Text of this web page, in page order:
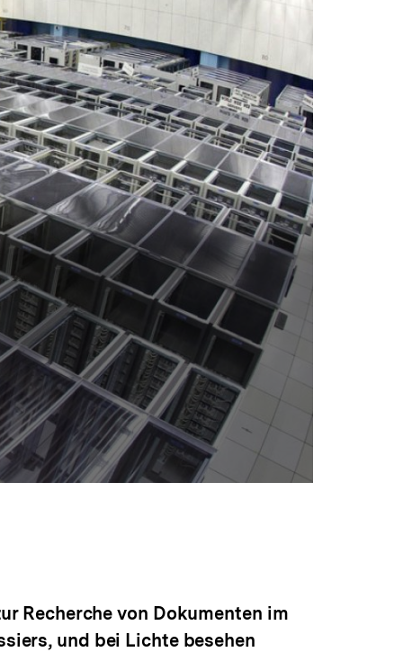
Recherche von Dokumenten im
und bei Lichte besehen